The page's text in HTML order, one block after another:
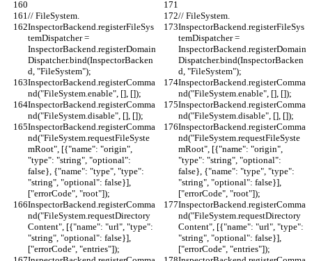
// FileSystem.
// FileSystem.
InspectorBackend.registerFileSys
temDispatcher =
InspectorBackend.registerDomain
Dispatcher.bind(InspectorBacken
d, "FileSystem");
InspectorBackend.registerFileSys
temDispatcher =
InspectorBackend.registerDomain
Dispatcher.bind(InspectorBacken
d, "FileSystem");
InspectorBackend.registerComma
nd("FileSystem.enable", [], []);
InspectorBackend.registerComma
nd("FileSystem.enable", [], []);
InspectorBackend.registerComma
nd("FileSystem.disable", [], []);
InspectorBackend.registerComma
nd("FileSystem.disable", [], []);
InspectorBackend.registerComma
nd("FileSystem.requestFileSyste
mRoot", [{"name": "origin",
"type": "string", "optional":
false}, {"name": "type", "type":
"string", "optional": false}],
["errorCode", "root"]);
InspectorBackend.registerComma
nd("FileSystem.requestFileSyste
mRoot", [{"name": "origin",
"type": "string", "optional":
false}, {"name": "type", "type":
"string", "optional": false}],
["errorCode", "root"]);
InspectorBackend.registerComma
nd("FileSystem.requestDirectory
Content", [{"name": "url", "type":
"string", "optional": false}],
["errorCode", "entries"]);
InspectorBackend.registerComma
nd("FileSystem.requestDirectory
Content", [{"name": "url", "type":
"string", "optional": false}],
["errorCode", "entries"]);